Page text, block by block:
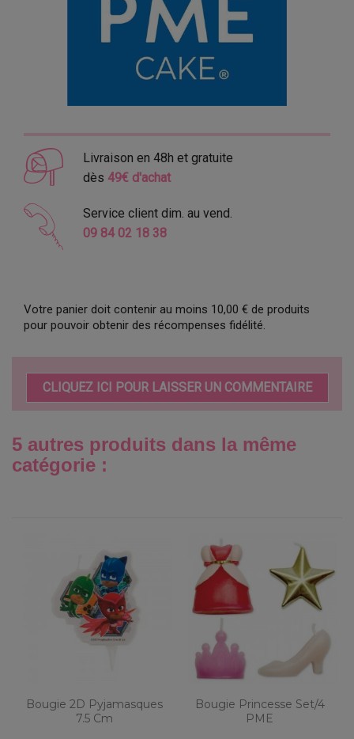
Livraison en 48h et gratuite
dès 49€ d'achat
Service client dim. au vend.
09 84 02 18 38
Votre panier doit contenir au moins 10,00 € de produits
pour pouvoir obtenir des récompenses fidélité.
CLIQUEZ ICI POUR LAISSER UN COMMENTAIRE
5 autres produits dans la même
catégorie :
Bougie 2D Pyjamasques
7.5 Cm
Bougie Princesse Set/4
PME